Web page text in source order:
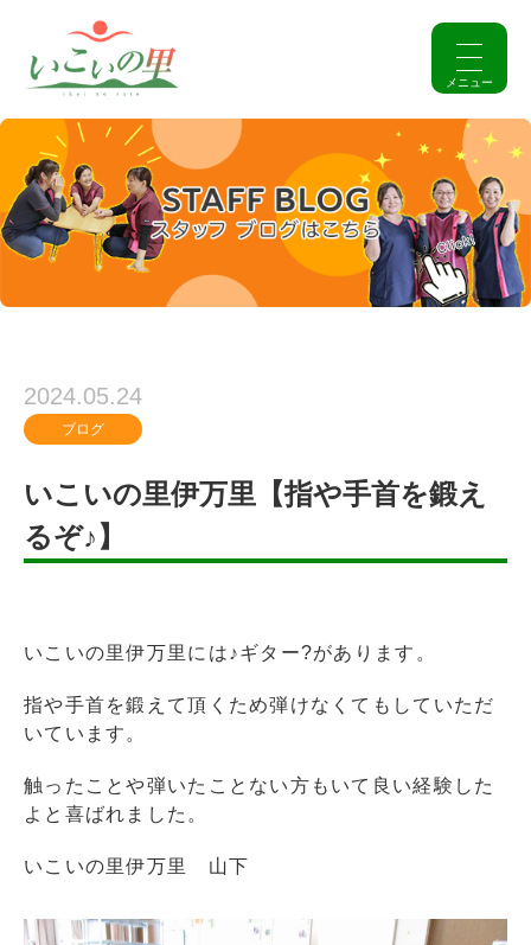
2024.05.24
ブログ
いこいの里伊万里【指や手首を鍛え
るぞ♪】
いこいの里伊万里には♪ギター?があります。
指や手首を鍛えて頂くため弾けなくてもしていただ
いています。
触ったことや弾いたことない方もいて良い経験した
よと喜ばれました。
いこいの里伊万里 山下